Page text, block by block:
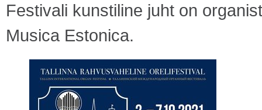
Festivali kunstiline juht on
Musica Estonica.